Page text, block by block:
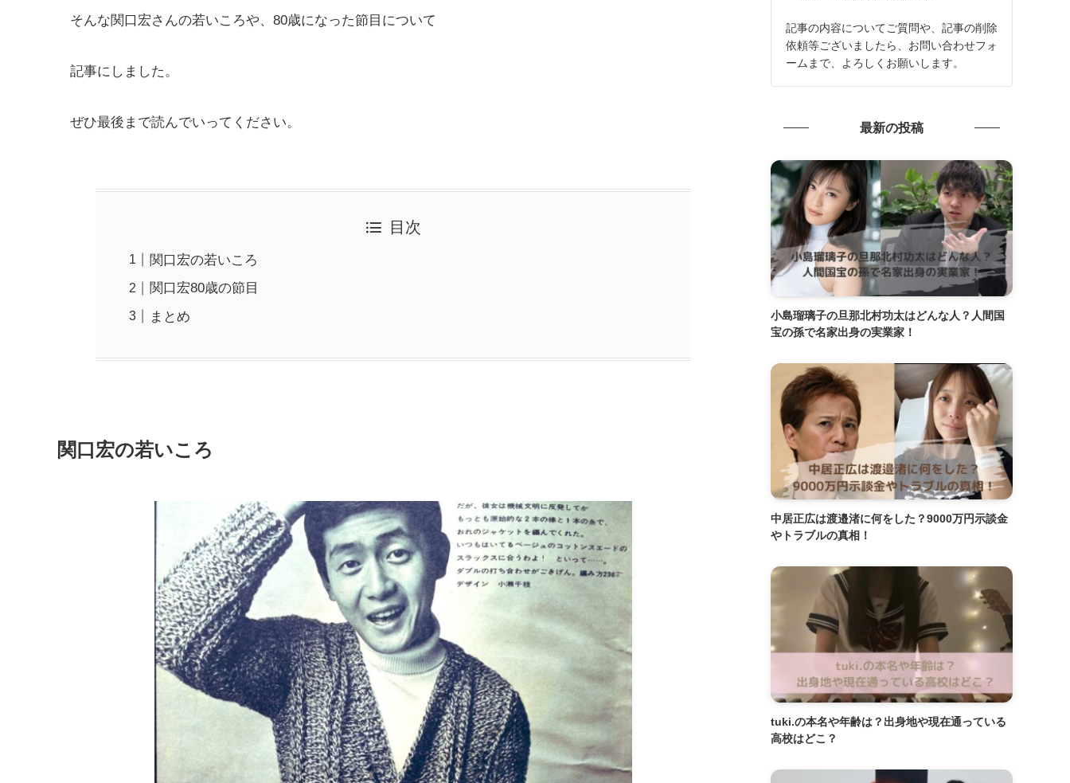
そんな関口宏さんの若いころや、80歳になった節目について
記事にしました。
ぜひ最後まで読んでいってください。
目次
関口宏の若いころ
関口宏80歳の節目
まとめ
関口宏の若いころ
記事の内容についてご質問や、記事の削除
依頼等ございましたら、お問い合わせフォ
ームまで、よろしくお願いします。
最新の投稿
小島瑠璃子の旦那北村功太はどんな人？人間国
宝の孫で名家出身の実業家！
中居正広は渡邉渚に何をした？9000万円示談金
やトラブルの真相！
tuki.の本名や年齢は？出身地や現在通っている
高校はどこ？